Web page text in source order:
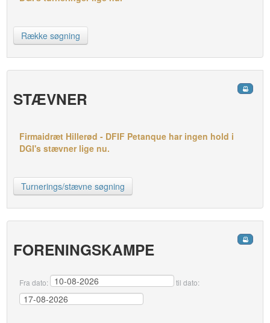
Række søgning
STÆVNER
Firmaidræt Hillerød - DFIF Petanque har ingen hold i
DGI's stævner lige nu.
Turnerings/stævne søgning
FORENINGSKAMPE
Fra dato: til dato: